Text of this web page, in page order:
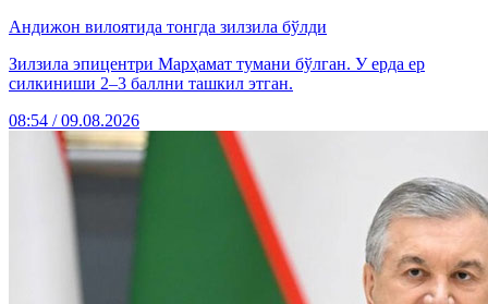
Андижон вилоятида тонгда зилзила бўлди
Зилзила эпицентри Марҳамат тумани бўлган. У ерда ер
силкиниши 2–3 баллни ташкил этган.
08:54 / 09.08.2026